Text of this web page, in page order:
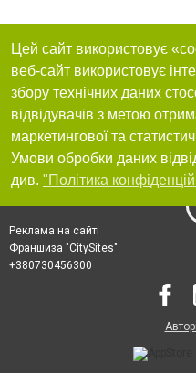
Цей сайт використовує
веб-сайт використовує
збору технічних даних
відвідувачів з метою
маркетингової та
Умови обробки даних
див. "Політика
Реклама на сайті
Франшиза "CitySites"
+380730456300